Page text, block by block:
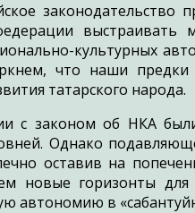
законодательство
выстраивать
культурных
что наши
татарского народа.
с законом об НКА
Однако
оставив на
новые горизонты
автономию в